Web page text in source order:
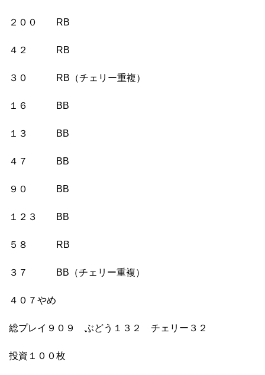
２００ RB
４２ RB
３０ RB（チェリー重複）
１６ BB
１３ BB
４７ BB
９０ BB
１２３ BB
５８ RB
３７ BB（チェリー重複）
４０７やめ
総プレイ９０９ ぶどう１３２ チェリー３２
投資１００枚